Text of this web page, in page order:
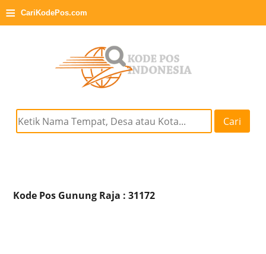
≡ CariKodePos.com
Cari
Kode Pos Gunung Raja : 31172